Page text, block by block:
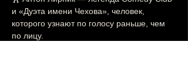
и «Дуэта имени Чехова», человек,
которого узнают по голосу раньше, чем
по лицу.